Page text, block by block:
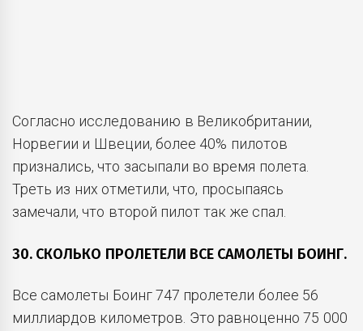
Согласно исследованию в Великобритании,
Норвегии и Швеции, более 40% пилотов
признались, что засыпали во время полета.
Треть из них отметили, что, просыпаясь
замечали, что второй пилот так же спал.
30. СКОЛЬКО ПРОЛЕТЕЛИ ВСЕ САМОЛЕТЫ БОИНГ.
Все самолеты Боинг 747 пролетели более 56
миллиардов километров. Это равноценно 75 000